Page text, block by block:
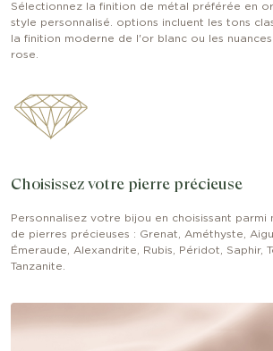
Sélectionnez la finition de métal préférée en
style personnalisé. options incluent les tons
la finition moderne de l'or blanc ou les
rose.
Choisissez votre pierre précieuse
Personnalisez votre bijou en choisissant parmi
de pierres précieuses : Grenat, Améthyste,
Émeraude, Alexandrite, Rubis, Péridot, Saphir,
Tanzanite.